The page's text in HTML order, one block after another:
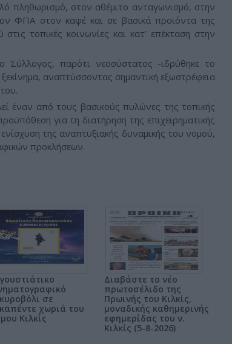
πληθωρισμό, στον αθέμιτο ανταγωνισμό, στην
ΦΠΑ στον καφέ και σε βασικά προϊόντα της
τοπικές κοινωνίες και κατ’ επέκταση στην
παρότι νεοσύστατος -ιδρύθηκε το
αναπτύσσοντας σημαντική εξωστρέφεια
έναν από τους βασικούς πυλώνες της τοπικής
για τη διατήρηση της επιχειρηματικής
της αναπτυξιακής δυναμικής του νομού,
προκλήσεων.
σε
χωριά του
Κιλκίς
Διαβάστε το νέο
πρωτοσέλιδο της
Πρωινής του Κιλκίς,
μοναδικής καθημερινής
εφημερίδας του ν.
Κιλκίς (5-8-2026)